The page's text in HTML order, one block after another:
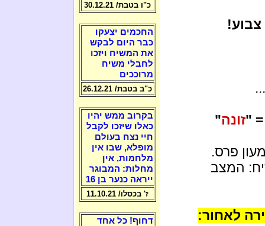
צבוע!
זונה"
פרס.
המצב
לאחור:
כ"ו בטבת/ 30.12.21
החכמים יצעקו
כבר היום לבקש
את המשיח ויזכו
לחבלי משיח
מרוככים
כ"ב בטבת/ 26.12.21
בקרוב ממש יהיו
כאלו שיזכו לקבל
חיי נצח בעולם
מופלא, שבו אין
מלחמות, אין
מחלות: המבוגר
ייראה כנער בן 16
ז' בכסלו/ 11.10.21
דחוף! כל אחד